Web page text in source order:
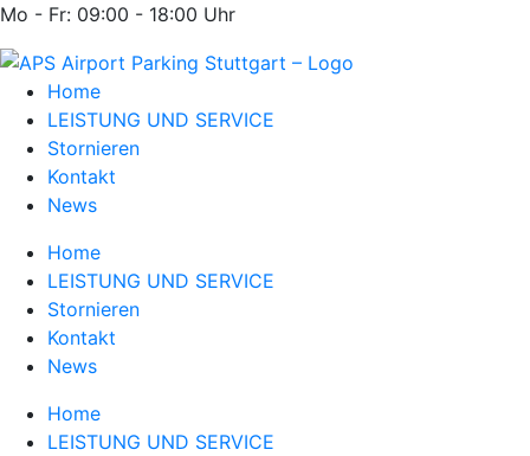
Mo - Fr: 09:00 - 18:00 Uhr
Home
LEISTUNG UND SERVICE
Stornieren
Kontakt
News
Home
LEISTUNG UND SERVICE
Stornieren
Kontakt
News
Home
LEISTUNG UND SERVICE